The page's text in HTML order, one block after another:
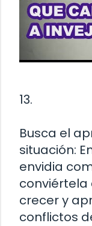
13.
Busca el
situación:
envidia
crecer y
conflictos